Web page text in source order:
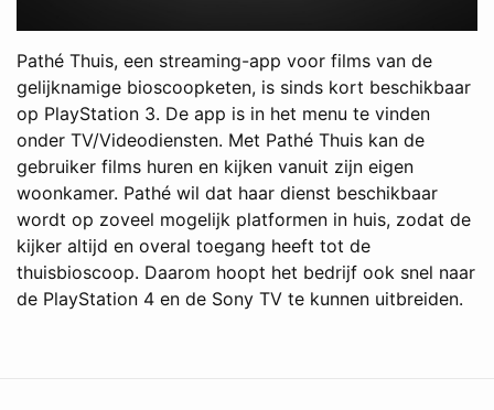
Pathé Thuis, een streaming-app voor films van de
gelijknamige bioscoopketen, is sinds kort beschikbaar
op PlayStation 3. De app is in het menu te vinden
onder TV/Videodiensten. Met Pathé Thuis kan de
gebruiker films huren en kijken vanuit zijn eigen
woonkamer. Pathé wil dat haar dienst beschikbaar
wordt op zoveel mogelijk platformen in huis, zodat de
kijker altijd en overal toegang heeft tot de
thuisbioscoop. Daarom hoopt het bedrijf ook snel naar
de PlayStation 4 en de Sony TV te kunnen uitbreiden.